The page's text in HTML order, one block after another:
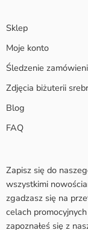
Sklep
Moje konto
Śledzenie
Zdjęcia biżuterii
Blog
FAQ
Zapisz się do
wszystkimi
zgadzasz się na
celach
zapoznałeś się z